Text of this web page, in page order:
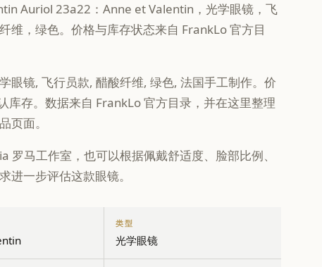
Auriol 23a22：Anne et Valentin，光学眼镜，飞
维，绿色。价格与库存状态来自 FrankLo 官方目
眼镜, 飞行员款, 醋酸纤维, 绿色, 法国手工制作。价
库存。数据来自 FrankLo 官方目录，并在这里整理
页面。
罗马工作室，也可以根据佩戴舒适度、脸部比例、
进一步评估这款眼镜。
类型
光学眼镜